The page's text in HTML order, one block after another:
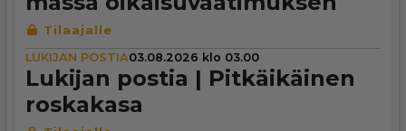
LUKIJAN POSTIA03.08.2026 klo 03.00
Lukijan postia | Pit­käi­käi­nen
roskakasa